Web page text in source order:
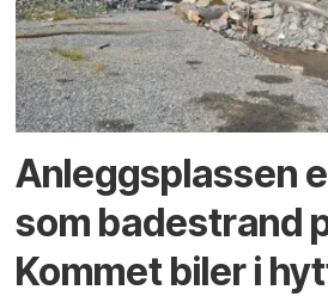
Anleggs­plassen
som bade­strand
Kommet biler i